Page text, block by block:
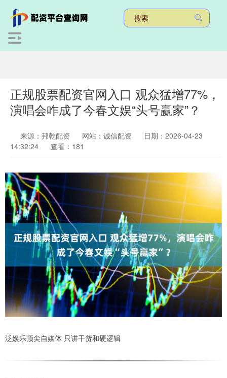
正规股票配资官网入口 观众猛增77%，
演唱会咋成了今春文娱“头号赢家”？
来源：邦乾配资 网站：诚信配资
日期：2026-04-23
14:32:24
查看：181
泛娱乐顶尖自媒体 只讲干货和硬逻辑